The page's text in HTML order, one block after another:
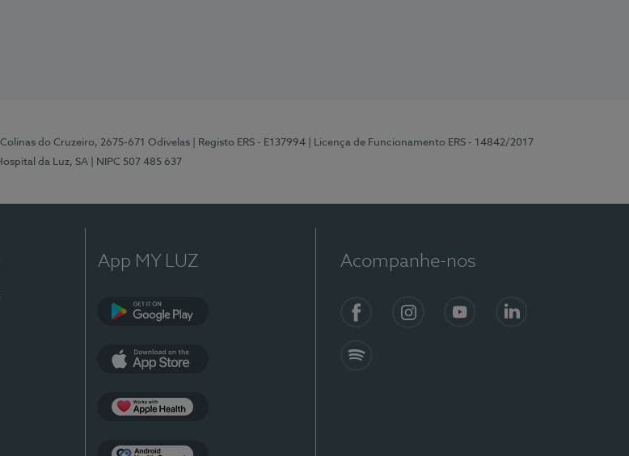
do Cruzeiro, 2675-671 Odivelas | Registo ERS - E137994
| Licença de Funcionamento ERS - 14842/2017
da Luz, SA
| NIPC 507 485 637
App MY LUZ Acompanhe-nos